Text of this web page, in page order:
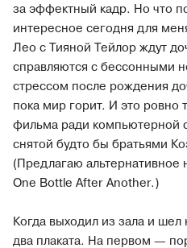
за эффектный кадр. Но что
интересное сегодня для
Лео с Тияной Тейлор ждут
справляются с бессонными
стрессом после рождения
пока мир горит. И это ровно
фильма ради компьютерной
снятой будто бы братьями
(Предлагаю
One Bottle After Another.)
Когда выходил из зала и
два плаката. На первом —